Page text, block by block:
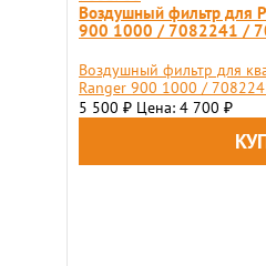
Воздушный фильтр для
900 1000 / 7082241 /
Воздушный фильтр для
Ranger 900 1000 /
5 500 ₽ Цена: 4 700 ₽